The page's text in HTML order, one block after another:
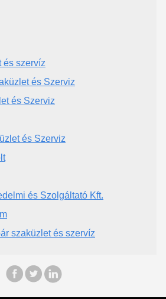
és szervíz
és Szerviz
és Szerviz
és Szerviz
és Szolgáltató Kft.
szaküzlet és szervíz